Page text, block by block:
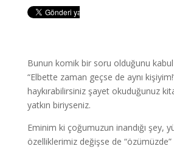
Bunun komik bir soru olduğunu
“Elbette zaman geçse de aynı
haykırabilirsiniz şayet okuduğunuz
yatkın biriyseniz.
Eminim ki çoğumuzun inandığı şey,
özelliklerimiz değişse de “özümüzde”